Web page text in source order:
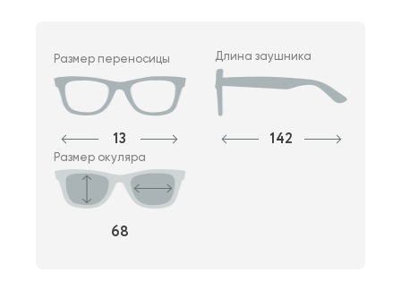
Размер переносицы
13
Длина заушника
142
Размер окуляра
68